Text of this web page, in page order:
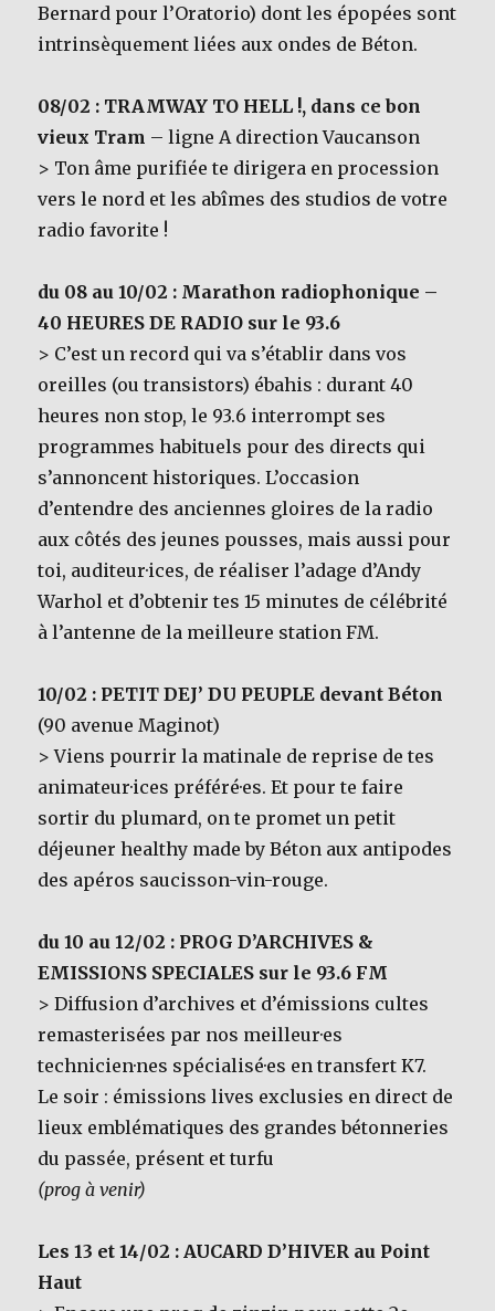
Bernard pour l’Oratorio) dont les épopées sont
intrinsèquement liées aux ondes de Béton.
08/02 : TRAMWAY TO HELL !, dans ce bon
vieux Tram – ligne A direction Vaucanson
> Ton âme purifiée te dirigera en procession
vers le nord et les abîmes des studios de votre
radio favorite !
du 08 au 10/02 : Marathon radiophonique –
40 HEURES DE RADIO sur le 93.6
> C’est un record qui va s’établir dans vos
oreilles (ou transistors) ébahis : durant 40
heures non stop, le 93.6 interrompt ses
programmes habituels pour des directs qui
s’annoncent historiques. L’occasion
d’entendre des anciennes gloires de la radio
aux côtés des jeunes pousses, mais aussi pour
toi, auditeur·ices, de réaliser l’adage d’Andy
Warhol et d’obtenir tes 15 minutes de célébrité
à l’antenne de la meilleure station FM.
10/02 : PETIT DEJ’ DU PEUPLE devant Béton
(90 avenue Maginot)
> Viens pourrir la matinale de reprise de tes
animateur·ices préféré·es. Et pour te faire
sortir du plumard, on te promet un petit
déjeuner healthy made by Béton aux antipodes
des apéros saucisson-vin-rouge.
du 10 au 12/02 : PROG D’ARCHIVES &
EMISSIONS SPECIALES sur le 93.6 FM
> Diffusion d’archives et d’émissions cultes
remasterisées par nos meilleur·es
technicien·nes spécialisé·es en transfert K7.
Le soir : émissions lives exclusies en direct de
lieux emblématiques des grandes bétonneries
du passée, présent et turfu
(prog à venir)
Les 13 et 14/02 : AUCARD D’HIVER au Point
Haut